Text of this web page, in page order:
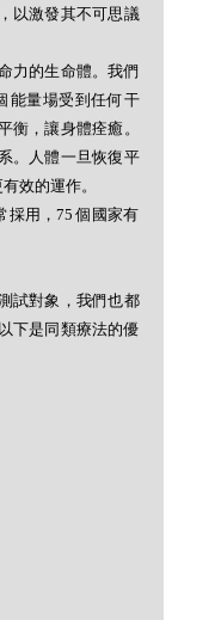
以激發其不可思議
力的生命體。我們
能量場受到任何干
，讓身體痊癒。
。人體一旦恢復平
效的運作。
採用，75 個國家有
試對象，我們也都
下是同類療法的優